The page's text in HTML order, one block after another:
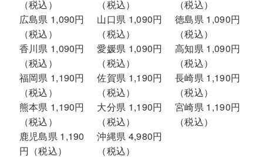
（税込）
（税込）
（税込）
広島県 1,090円
（税込）
山口県 1,090円
（税込）
徳島県 1,090円
（税込）
香川県 1,090円
（税込）
愛媛県 1,090円
（税込）
高知県 1,090円
（税込）
福岡県 1,190円
（税込）
佐賀県 1,190円
（税込）
長崎県 1,190円
（税込）
熊本県 1,190円
（税込）
大分県 1,190円
（税込）
宮崎県 1,190円
（税込）
鹿児島県 1,190
円（税込）
沖縄県 4,980円
（税込）